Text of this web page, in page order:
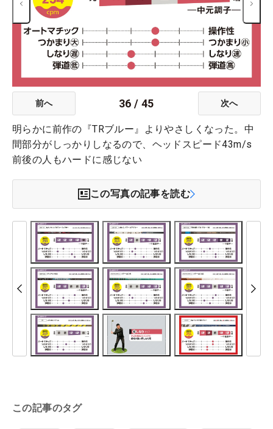
前へ 36 /45 次へ
明らかに前作の『TRブルー』よりやさしくなった。中
間部分がしっかりしなるので、ヘッドスピード43m/s
前後の人もハードに感じない
この写真の記事を読む
この記事のタグ